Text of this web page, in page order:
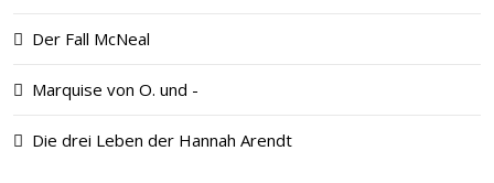
Der Fall McNeal
Marquise von O. und -
Die drei Leben der Hannah Arendt